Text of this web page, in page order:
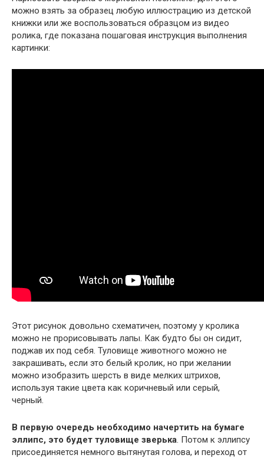
можно взять за образец любую иллюстрацию из детской
книжки или же воспользоваться образцом из видео
ролика, где показана пошаговая инструкция выполнения
картинки:
Этот рисунок довольно схематичен, поэтому у кролика
можно не прорисовывать лапы. Как будто бы он сидит,
поджав их под себя. Туловище животного можно не
закрашивать, если это белый кролик, но при желании
можно изобразить шерсть в виде мелких штрихов,
используя такие цвета как коричневый или серый,
черный.
В первую очередь необходимо начертить на бумаге
эллипс, это будет туловище зверька. Потом к эллипсу
присоединяется немного вытянутая голова, и переход от